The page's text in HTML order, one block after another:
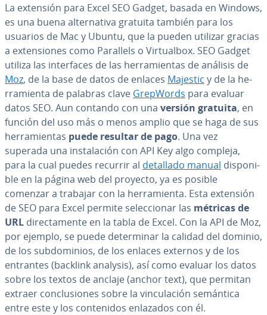
La extensión para Excel SEO Gadget, basada en Windows,
es una buena al­te­r­na­ti­va gratuita también para los
usuarios de Mac y Ubuntu, que la pueden utilizar gracias
a ex­te­n­sio­nes como Parallels o Vi­r­tua­l­box. SEO Gadget
utiliza las in­te­r­fa­ces de las he­rra­mie­n­tas de análisis de
Moz, de la base de datos de enlaces Majestic y de la he­
rra­mie­n­ta de palabras clave GrepWords para evaluar
datos SEO. Aun contando con una versión gratuita, en
función del uso más o menos amplio que se haga de sus
he­rra­mie­n­tas puede resultar de pago. Una vez
superada una in­s­ta­la­ción con API Key algo compleja,
para la cual puedes recurrir al detallado manual di­s­po­ni­
ble en la página web del proyecto, ya es posible
comenzar a trabajar con la he­rra­mie­n­ta. Esta extensión
de SEO para Excel permite se­le­c­cio­nar las métricas de
URL di­re­c­ta­me­n­te en la tabla de Excel. Con la API de Moz,
por ejemplo, se puede de­te­r­mi­nar la calidad del dominio,
de los su­b­do­mi­nios, de los enlaces externos y de los
entrantes (backlink analysis), así como evaluar los datos
sobre los textos de anclaje (anchor text), que permitan
extraer co­n­clu­sio­nes sobre la vi­n­cu­la­ción semántica
entre este y los co­n­te­ni­dos enlazados con él.